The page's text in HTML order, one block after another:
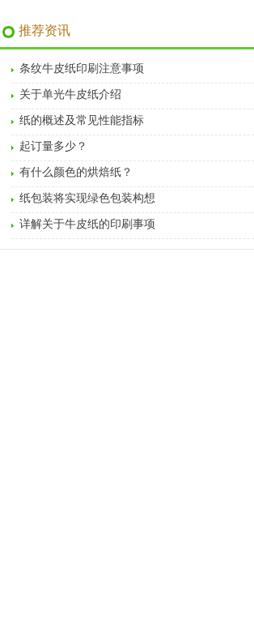
推荐资讯
条纹牛皮纸印刷注意事项
关于单光牛皮纸介绍
纸的概述及常见性能指标
起订量多少？
有什么颜色的烘焙纸？
纸包装将实现绿色包装构想
详解关于牛皮纸的印刷事项